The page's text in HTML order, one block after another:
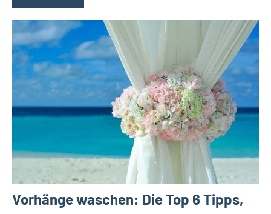
Vorhänge waschen: Die Top 6 Tipps,